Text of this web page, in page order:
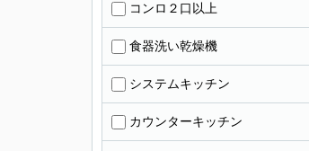
コンロ２口以上
食器洗い乾燥機
システムキッチン
カウンターキッチン